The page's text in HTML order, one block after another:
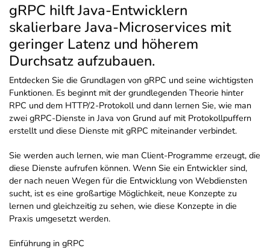
gRPC hilft Java-Entwicklern
skalierbare Java-Microservices mit
geringer Latenz und höherem
Durchsatz aufzubauen.
Entdecken Sie die Grundlagen von gRPC und seine wichtigsten
Funktionen. Es beginnt mit der grundlegenden Theorie hinter
RPC und dem HTTP/2-Protokoll und dann lernen Sie, wie man
zwei gRPC-Dienste in Java von Grund auf mit Protokollpuffern
erstellt und diese Dienste mit gRPC miteinander verbindet.
Sie werden auch lernen, wie man Client-Programme erzeugt, die
diese Dienste aufrufen können. Wenn Sie ein Entwickler sind,
der nach neuen Wegen für die Entwicklung von Webdiensten
sucht, ist es eine großartige Möglichkeit, neue Konzepte zu
lernen und gleichzeitig zu sehen, wie diese Konzepte in die
Praxis umgesetzt werden.
Einführung in gRPC